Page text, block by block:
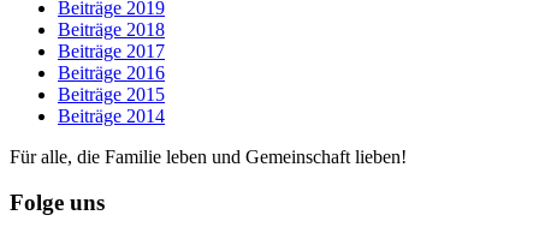
Beiträge 2019
Beiträge 2018
Beiträge 2017
Beiträge 2016
Beiträge 2015
Beiträge 2014
Für alle, die Familie leben und Gemeinschaft lieben!
Folge uns